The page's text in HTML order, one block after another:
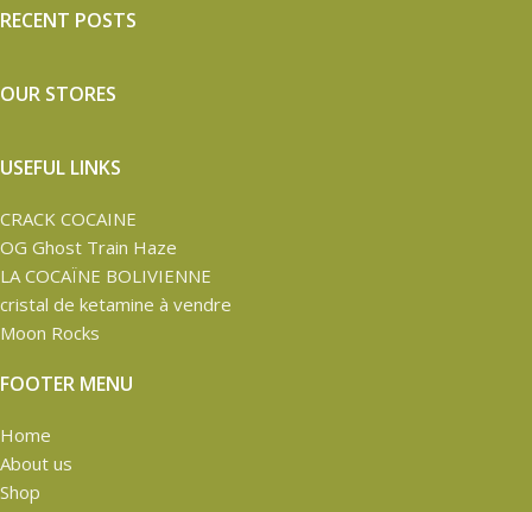
RECENT POSTS
OUR STORES
USEFUL LINKS
CRACK COCAINE
OG Ghost Train Haze
LA COCAÏNE BOLIVIENNE
cristal de ketamine à vendre
Moon Rocks
FOOTER MENU
Home
About us
Shop